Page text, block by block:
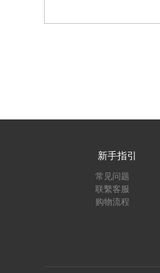
新手指引
常见问题
联繫客服
购物流程